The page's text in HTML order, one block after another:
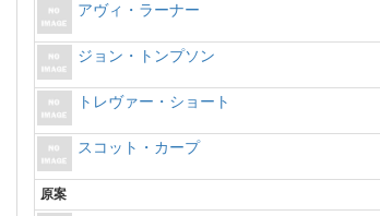
アヴィ・ラーナー
ジョン・トンプソン
トレヴァー・ショート
スコット・カープ
原案